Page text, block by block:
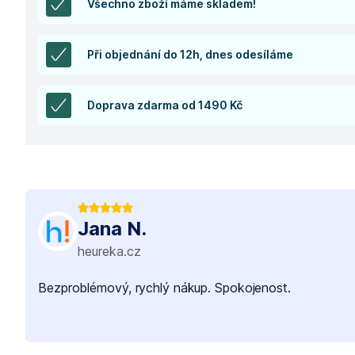
Všechno zboží máme skladem!
Při objednání do 12h, dnes odesíláme
Doprava zdarma od 1490 Kč
Jana N.
heureka.cz
Bezproblémový, rychlý nákup. Spokojenost.